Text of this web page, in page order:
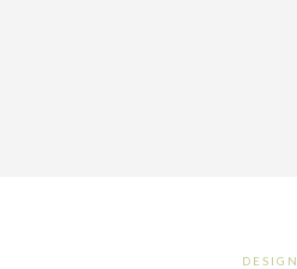
DESIGN